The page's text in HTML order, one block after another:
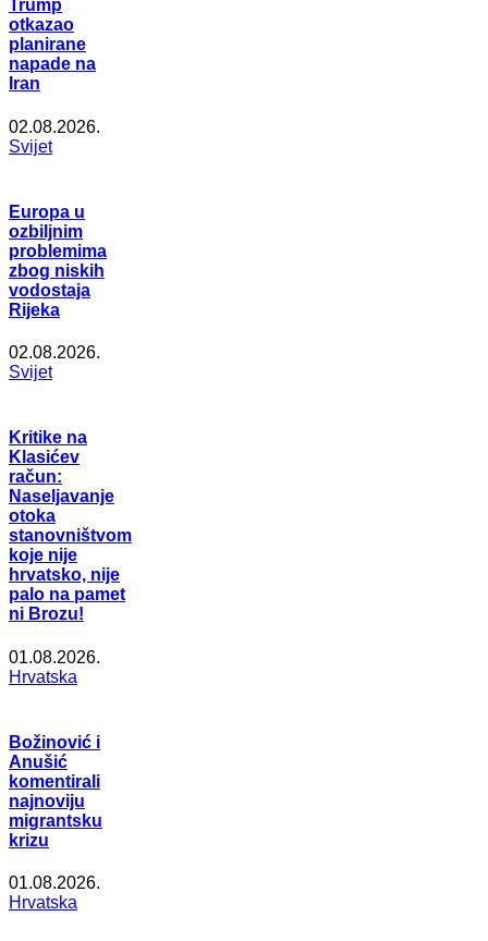
Trump
otkazao
planirane
napade na
Iran
02.08.2026.
Svijet
Europa u
ozbiljnim
problemima
zbog niskih
vodostaja
Rijeka
02.08.2026.
Svijet
Kritike na
Klasićev
račun:
Naseljavanje
otoka
stanovništvom
koje nije
hrvatsko, nije
palo na pamet
ni Brozu!
01.08.2026.
Hrvatska
Božinović i
Anušić
komentirali
najnoviju
migrantsku
krizu
01.08.2026.
Hrvatska